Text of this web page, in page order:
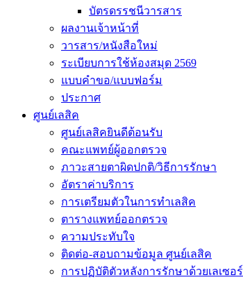
บัตรดรรชนีวารสาร
ผลงานเจ้าหน้าที่
วารสาร/หนังสือใหม่
ระเบียบการใช้ห้องสมุด 2569
แบบคำขอ/แบบฟอร์ม
ประกาศ
ศูนย์เลสิค
ศูนย์เลสิคยินดีต้อนรับ
คณะแพทย์ผู้ออกตรวจ
ภาวะสายตาผิดปกติ/วิธีการรักษา
อัตราค่าบริการ
การเตรียมตัวในการทำเลสิค
ตารางแพทย์ออกตรวจ
ความประทับใจ
ติดต่อ-สอบถามข้อมูล ศูนย์เลสิค
การปฏิบัติตัวหลังการรักษาด้วยเลเซอร์